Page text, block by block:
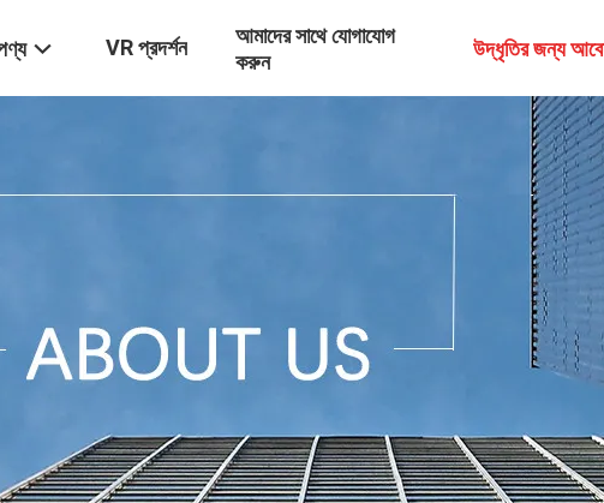
VR প্রদর্শন
আমাদের সাথে যোগাযোগ
করুন
উদ্ধৃতির জন্য